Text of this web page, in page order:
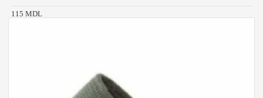
115 MDL